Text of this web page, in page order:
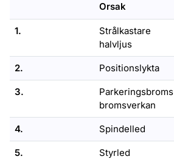
Orsak
1.
Strålkastare
halvljus
2. Positionslykta
3.
Parkeringsbroms
bromsverkan
4. Spindelled
5. Styrled